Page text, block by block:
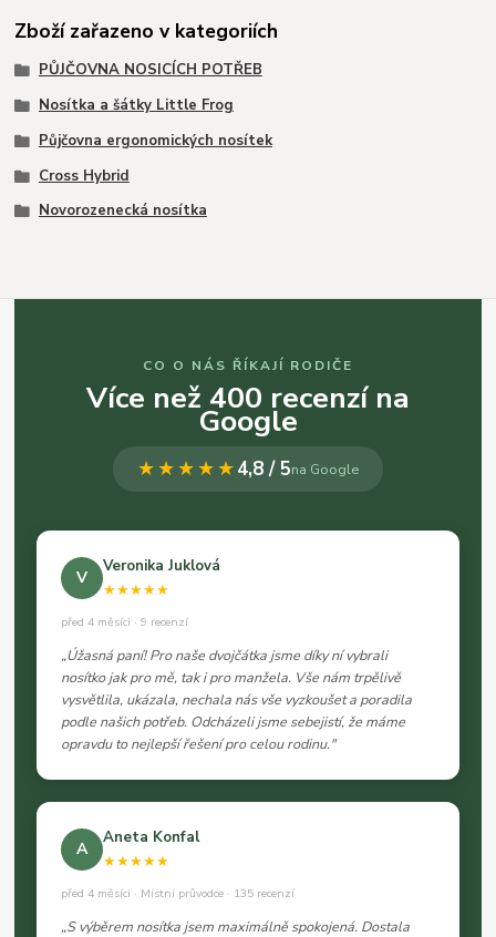
Zboží zařazeno v kategoriích
PŮJČOVNA NOSICÍCH POTŘEB
Nosítka a šátky Little Frog
Půjčovna ergonomických nosítek
Cross Hybrid
Novorozenecká nosítka
CO O NÁS ŘÍKAJÍ RODIČE
Více než 400 recenzí na
Google
★★★★★4,8 / 5na Google
V
Veronika Juklová
★★★★★
před 4 měsíci · 9 recenzí
„Úžasná paní! Pro naše dvojčátka jsme díky ní vybrali
nosítko jak pro mě, tak i pro manžela. Vše nám trpělivě
vysvětlila, ukázala, nechala nás vše vyzkoušet a poradila
podle našich potřeb. Odcházeli jsme sebejistí, že máme
opravdu to nejlepší řešení pro celou rodinu."
A
Aneta Konfal
★★★★★
před 4 měsíci · Místní průvodce · 135 recenzí
„S výběrem nosítka jsem maximálně spokojená. Dostala